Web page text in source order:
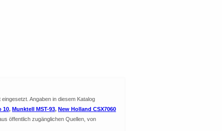
Angaben in diesem Katalog
10, Munktell MST-93, New Holland CSX7060
öffentlich zugänglichen Quellen, von